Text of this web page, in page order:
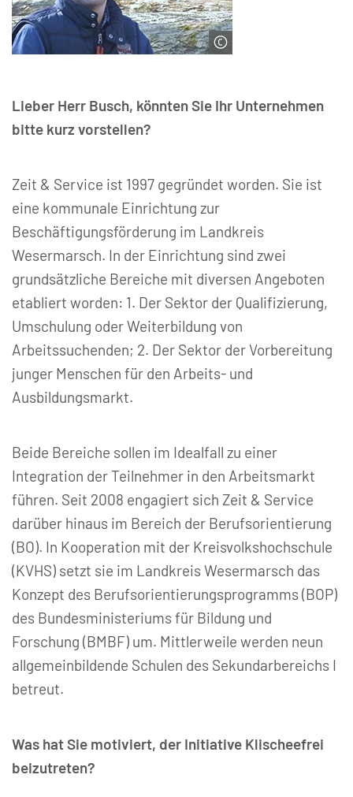
Lieber Herr Busch, könnten Sie Ihr Unternehmen
bitte kurz vorstellen?
Zeit & Service ist 1997 gegründet worden. Sie ist
eine kommunale Einrichtung zur
Beschäftigungsförderung im Landkreis
Wesermarsch. In der Einrichtung sind zwei
grundsätzliche Bereiche mit diversen Angeboten
etabliert worden: 1. Der Sektor der Qualifizierung,
Umschulung oder Weiterbildung von
Arbeitssuchenden; 2. Der Sektor der Vorbereitung
junger Menschen für den Arbeits- und
Ausbildungsmarkt.
Beide Bereiche sollen im Idealfall zu einer
Integration der Teilnehmer in den Arbeitsmarkt
führen. Seit 2008 engagiert sich Zeit & Service
darüber hinaus im Bereich der Berufsorientierung
(BO). In Kooperation mit der Kreisvolkshochschule
(KVHS) setzt sie im Landkreis Wesermarsch das
Konzept des Berufsorientierungsprogramms (BOP)
des Bundesministeriums für Bildung und
Forschung (BMBF) um. Mittlerweile werden neun
allgemeinbildende Schulen des Sekundarbereichs I
betreut.
Was hat Sie motiviert, der Initiative Klischeefrei
beizutreten?